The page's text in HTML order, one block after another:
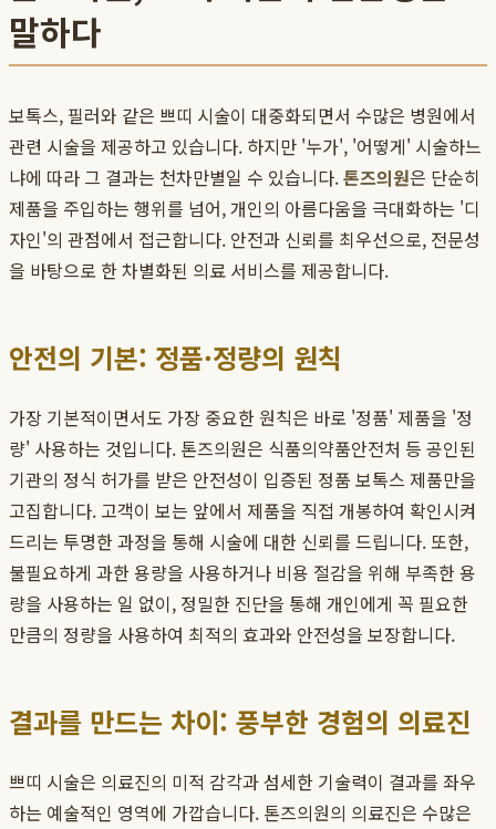
말하다
보톡스, 필러와 같은 쁘띠 시술이 대중화되면서 수많은 병원에서
관련 시술을 제공하고 있습니다. 하지만 '누가', '어떻게' 시술하느
냐에 따라 그 결과는 천차만별일 수 있습니다.톤즈의원은 단순히
제품을 주입하는 행위를 넘어, 개인의 아름다움을 극대화하는 '디
자인'의 관점에서 접근합니다. 안전과 신뢰를 최우선으로, 전문성
을 바탕으로 한 차별화된 의료 서비스를 제공합니다.
안전의 기본: 정품·정량의 원칙
가장 기본적이면서도 가장 중요한 원칙은 바로 '정품' 제품을 '정
량' 사용하는 것입니다. 톤즈의원은 식품의약품안전처 등 공인된
기관의 정식 허가를 받은 안전성이 입증된 정품 보톡스 제품만을
고집합니다. 고객이 보는 앞에서 제품을 직접 개봉하여 확인시켜
드리는 투명한 과정을 통해 시술에 대한 신뢰를 드립니다. 또한,
불필요하게 과한 용량을 사용하거나 비용 절감을 위해 부족한 용
량을 사용하는 일 없이, 정밀한 진단을 통해 개인에게 꼭 필요한
만큼의 정량을 사용하여 최적의 효과와 안전성을 보장합니다.
결과를 만드는 차이: 풍부한 경험의 의료진
쁘띠 시술은 의료진의 미적 감각과 섬세한 기술력이 결과를 좌우
하는 예술적인 영역에 가깝습니다. 톤즈의원의 의료진은 수많은